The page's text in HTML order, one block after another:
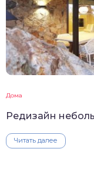
Дома
Редизайн
Читать далее